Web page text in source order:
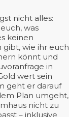
nicht alles:
was
keinen
wie ihr euch
könnt und
in
wert sein
geht er darauf
Plan umgeht,
nicht zu
– inklusive